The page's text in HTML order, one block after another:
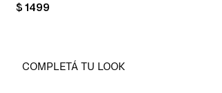
PRICE:
$ 1499
COMPLETÁ TU LOOK